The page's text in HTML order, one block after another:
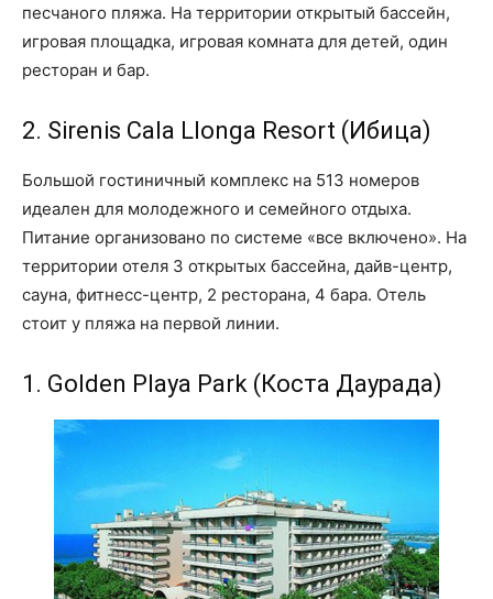
песчаного пляжа. На территории открытый бассейн,
игровая площадка, игровая комната для детей, один
ресторан и бар.
2. Sirenis Cala Llonga Resort (Ибица)
Большой гостиничный комплекс на 513 номеров
идеален для молодежного и семейного отдыха.
Питание организовано по системе «все включено». На
территории отеля 3 открытых бассейна, дайв-центр,
сауна, фитнесс-центр, 2 ресторана, 4 бара. Отель
стоит у пляжа на первой линии.
1. Golden Playa Park (Коста Даурада)